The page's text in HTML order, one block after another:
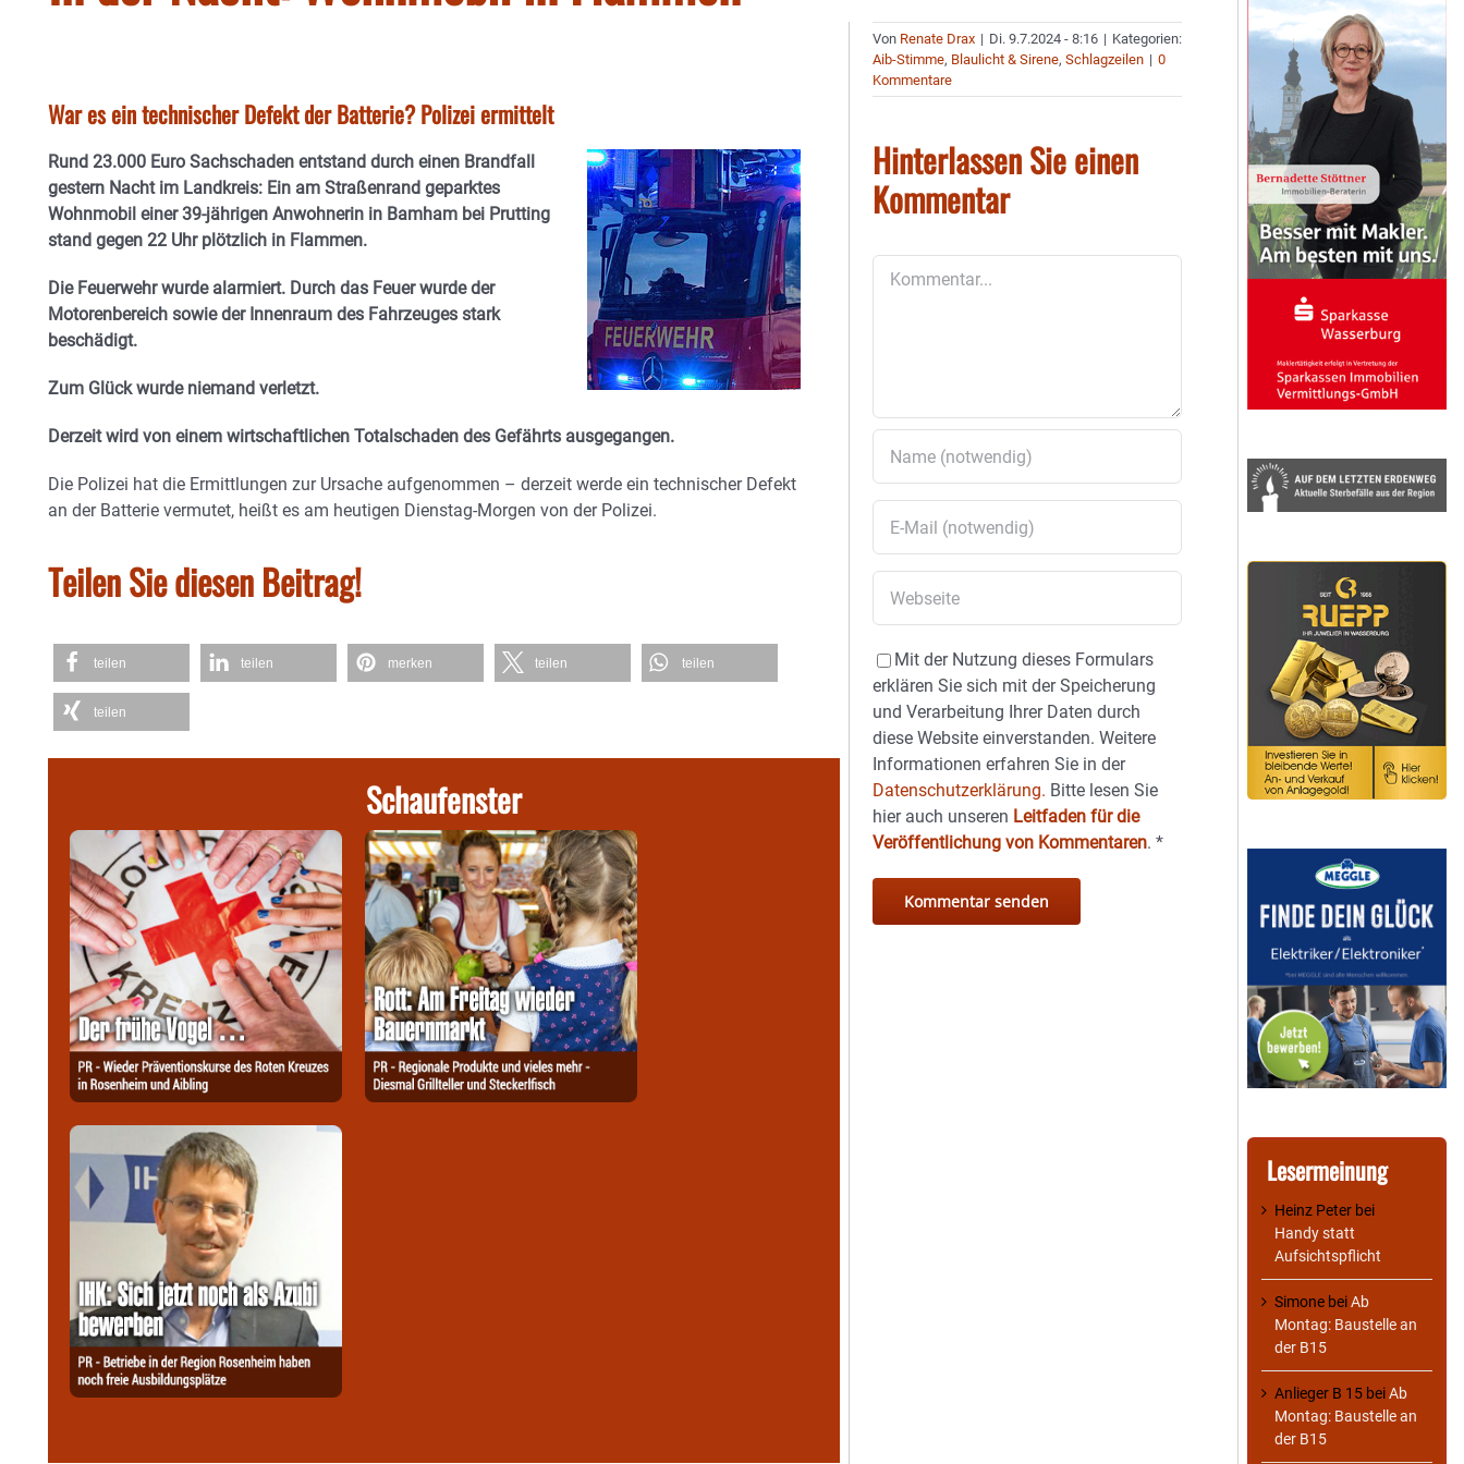
War es ein technischer Defekt der Batterie? Polizei ermittelt
Rund 23.000 Euro Sachschaden entstand durch einen Brandfall
gestern Nacht im Landkreis: Ein am Straßenrand geparktes
Wohnmobil einer 39-jährigen Anwohnerin in Bamham bei Prutting
stand gegen 22 Uhr plötzlich in Flammen.
Die Feuerwehr wurde alarmiert. Durch das Feuer wurde der
Motorenbereich sowie der Innenraum des Fahrzeuges stark
beschädigt.
Zum Glück wurde niemand verletzt.
Derzeit wird von einem wirtschaftlichen Totalschaden des Gefährts ausgegangen.
Die Polizei hat die Ermittlungen zur Ursache aufgenommen – derzeit werde ein technischer Defekt
an der Batterie vermutet, heißt es am heutigen Dienstag-Morgen von der Polizei.
Teilen Sie diesen Beitrag!
teilen teilen merken teilen teilen
teilen
Schaufenster
Von Renate Drax | Di. 9.7.2024 - 8:16 | Kategorien:
Aib-Stimme, Blaulicht & Sirene,Schlagzeilen | 0
Kommentare
Hinterlassen Sie einen
Kommentar
Mit der Nutzung dieses Formulars
erklären Sie sich mit der Speicherung
und Verarbeitung Ihrer Daten durch
diese Website einverstanden. Weitere
Informationen erfahren Sie in der
Datenschutzerklärung. Bitte lesen Sie
hier auch unseren Leitfaden für die
Veröffentlichung von Kommentaren.*
Lesermeinung
Heinz Peter bei
Handy statt
Aufsichtspflicht
Simone beiAb
Montag: Baustelle an
der B15
Anlieger B 15 beiAb
Montag: Baustelle an
der B15